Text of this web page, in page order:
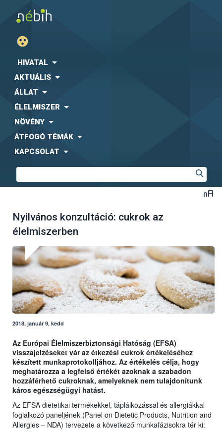
HIVATAL
AKTUÁLIS
ÁLLAT
ÉLELMISZER
NÖVÉNY
ÁTFOGÓ TÉMÁK
KAPCSOLAT
Nyilvános konzultáció: cukrok az
élelmiszerben
2018. január 9, kedd
Az Európai Élelmiszerbiztonsági Hatóság (EFSA)
visszajelzéseket vár az étkezési cukrok értékeléséhez
készített munkaprotokolljához. Az értékelés célja, hogy
meghatározza a legfelső értékét azoknak a szabadon
hozzáférhető cukroknak, amelyeknek nem tulajdonítunk
káros egészségügyi hatást.
Az EFSA dietetikai termékekkel, táplálkozással és allergiákkal
foglalkozó paneljének (Panel on Dietetic Products, Nutrition and
Allergies – NDA) tervezete a következő munkafázisokra tér ki: